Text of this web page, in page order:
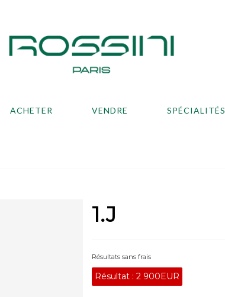
ACHETER VENDRE SPÉCIALITÉS
1.J
Résultats sans frais
Résultat : 2 900EUR